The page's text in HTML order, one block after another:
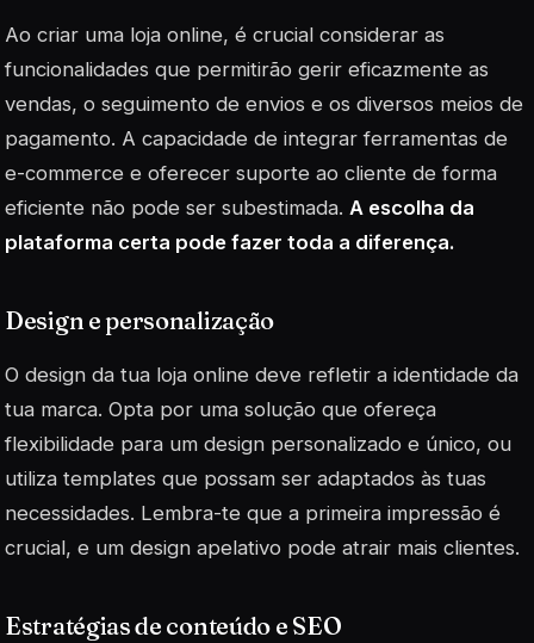
Ao criar uma loja online, é crucial considerar as
funcionalidades que permitirão gerir eficazmente as
vendas, o seguimento de envios e os diversos meios de
pagamento. A capacidade de integrar ferramentas de
e-commerce e oferecer suporte ao cliente de forma
eficiente não pode ser subestimada. A escolha da
plataforma certa pode fazer toda a diferença.
Design e personalização
O design da tua loja online deve refletir a identidade da
tua marca. Opta por uma solução que ofereça
flexibilidade para um design personalizado e único, ou
utiliza templates que possam ser adaptados às tuas
necessidades. Lembra-te que a primeira impressão é
crucial, e um design apelativo pode atrair mais clientes.
Estratégias de conteúdo e SEO